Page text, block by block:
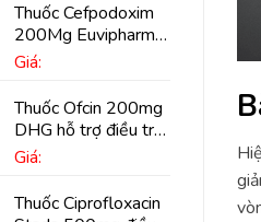
Thuốc Cefpodoxim
200Mg Euvipharm
điều trị nhiễm khuẩn
Giá:
Thuốc Ofcin 200mg
DHG hỗ trợ điều trị
viêm phế quản nặng
Giá:
Thuốc Ciprofloxacin